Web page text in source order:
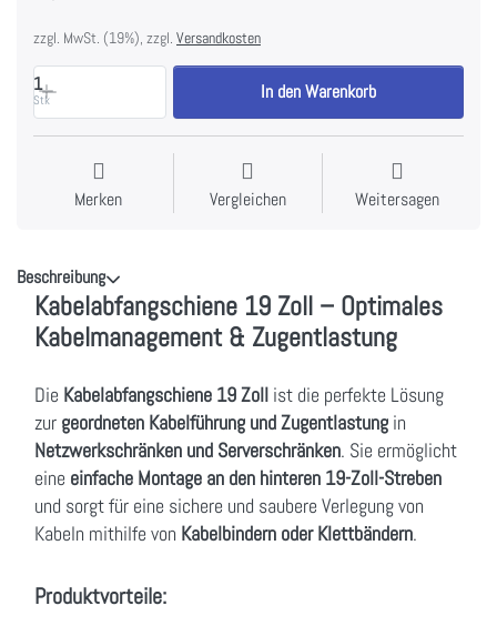
zzgl. MwSt. (19%), zzgl. Versandkosten
1
Stk In den Warenkorb
Merken Vergleichen Weitersagen
Beschreibung
Kabelabfangschiene 19 Zoll – Optimales
Kabelmanagement & Zugentlastung
Die Kabelabfangschiene 19 Zoll ist die perfekte Lösung
zur geordneten Kabelführung und Zugentlastung in
Netzwerkschränken und Serverschränken. Sie ermöglicht
eine einfache Montage an den hinteren 19-Zoll-Streben
und sorgt für eine sichere und saubere Verlegung von
Kabeln mithilfe von Kabelbindern oder Klettbändern.
Produktvorteile: